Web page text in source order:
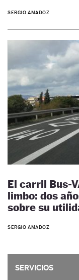
SERGIO AMADOZ
El carril Bus-
limbo: dos
sobre su
SERGIO AMADOZ